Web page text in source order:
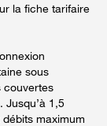
la fiche tarifaire
sous
couvertes
Jusqu’à 1,5
maximum